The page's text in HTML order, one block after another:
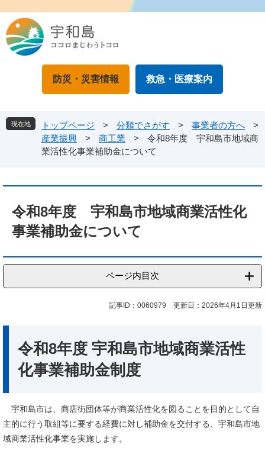
ジ
の
ュ
ー
本
文
防災・災害情報 救急・医療案内
現在地 トップページ > 分類でさがす > 事業者の方へ
>
産業振興
> 商工業 >
令和8年度 宇和島市地域商
業活性化事業補助金について
令和8年度 宇和島市地域商業活性化
事業補助金について
ページ内目次
記事ID：0060979 更新日：2026年4月1日更新
令和8年度 宇和島市地域商業活性
化事業補助金制度
宇和島市は、商店街団体等が商業活性化を図ることを目的として自
主的に行う取組等に要する経費に対し補助金を交付する、宇和島市地
域商業活性化事業を実施します。